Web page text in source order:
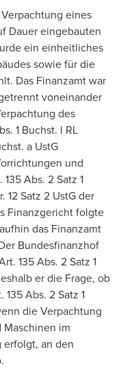
eines
Dauer eingebauten
ein einheitliches
sowie für die
Das Finanzamt war
voneinander
des
1 Buchst. l RL
a UstG
und
Abs. 2 Satz 1
12 Satz 2 UstG der
Finanzgericht folgte
das Finanzamt
Bundesfinanzhof
135 Abs. 2 Satz 1
er die Frage, ob
Abs. 2 Satz 1
die Verpachtung
im
erfolgt, an den